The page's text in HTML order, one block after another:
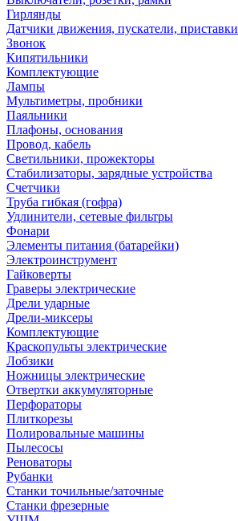
Гирлянды
Датчики движения, пускатели, приставки
Звонок
Кипятильники
Комплектующие
Лампы
Мультиметры, пробники
Паяльники
Плафоны, основания
Провод, кабель
Светильники, прожекторы
Стабилизаторы, зарядные устройства
Счетчики
Труба гибкая (гофра)
Удлинители, сетевые фильтры
Фонари
Элементы питания (батарейки)
Электроинструмент
Гайковерты
Граверы электрические
Дрели ударные
Дрели-миксеры
Комплектующие
Краскопульты электрические
Лобзики
Ножницы электрические
Отвертки аккумуляторные
Перфораторы
Плиткорезы
Полировальные машины
Пылесосы
Реноваторы
Рубанки
Станки точильные/заточные
Станки фрезерные